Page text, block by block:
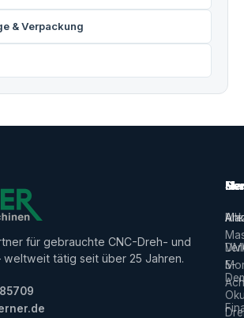
& Verpackung
für gebrauchte CNC-Dreh- und
weltweit tätig seit über 25 Jahren.
Alle
5-